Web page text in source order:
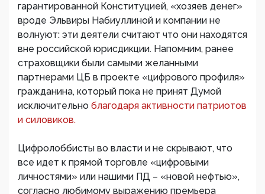
гарантированной Конституцией, «хозяев денег»
вроде Эльвиры Набиуллиной и компании не
волнуют: эти деятели считают что они находятся
вне российской юрисдикции. Напомним, ранее
страховщики были самыми желанными
партнерами ЦБ в проекте «цифрового профиля»
гражданина, который пока не принят Думой
исключительно благодаря активности патриотов
и силовиков.
Цифролоббисты во власти и не скрывают, что
все идет к прямой торговле «цифровыми
личностями» или нашими ПД – «новой нефтью»,
согласно любимому выражению премьера